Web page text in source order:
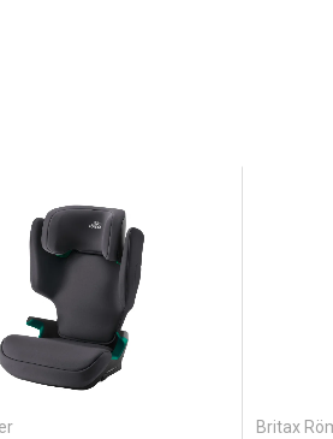
Britax